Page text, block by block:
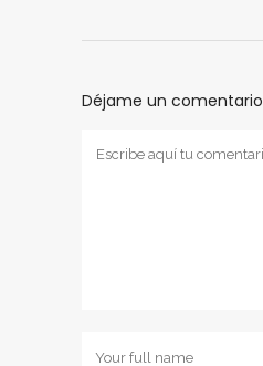
Déjame un comentario